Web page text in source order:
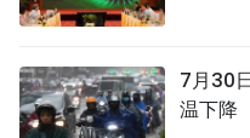
7月30
温下降